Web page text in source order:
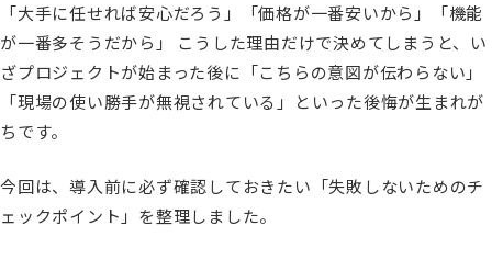
「大手に任せれば安心だろう」「価格が一番安いから」「機能
が一番多そうだから」 こうした理由だけで決めてしまうと、い
ざプロジェクトが始まった後に「こちらの意図が伝わらない」
「現場の使い勝手が無視されている」といった後悔が生まれが
ちです。
今回は、導入前に必ず確認しておきたい「失敗しないためのチ
ェックポイント」を整理しました。